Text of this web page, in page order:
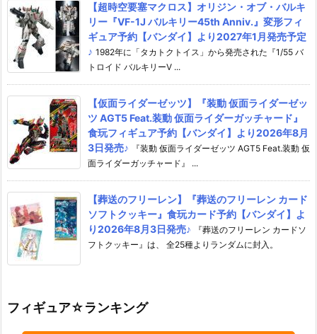
【超時空要塞マクロス】オリジン・オブ・バルキ
リー『VF-1J バルキリー45th Anniv.』変形フィ
ギュア予約【バンダイ】より2027年1月発売予定
♪ 1982年に「タカトクトイス」から発売された『1/55 バ
トロイド バルキリーV ...
【仮面ライダーゼッツ】『装動 仮面ライダーゼッ
ツ AGT5 Feat.装動 仮面ライダーガッチャード』
食玩フィギュア予約【バンダイ】より2026年8月
3日発売♪
『装動 仮面ライダーゼッツ AGT5 Feat.装動 仮
面ライダーガッチャード』 ...
【葬送のフリーレン】『葬送のフリーレン カード
ソフトクッキー』食玩カード予約【バンダイ】よ
り2026年8月3日発売♪
『葬送のフリーレン カードソ
フトクッキー』は、 全25種よりランダムに封入。
フィギュア☆ランキング